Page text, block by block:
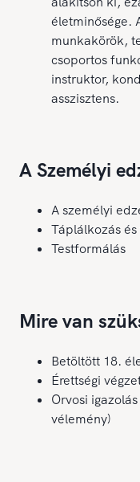
életminősége.
munkakörök,
csoportos
instruktor,
asszisztens.
A Személyi
A személyi
Táplálkozás
Testformálás
Mire van
Betöltött 18.
Érettségi
Orvosi
vélemény)